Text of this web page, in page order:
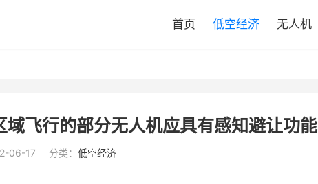
首页 低空经济 无人机
飞行的部分无人机应具有感知避让功能
06-17 分类： 低空经济